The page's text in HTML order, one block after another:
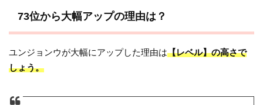
73位から大幅アップの理由は？
ユンジョンウが大幅にアップした理由は【レベル】の高さで
しょう。